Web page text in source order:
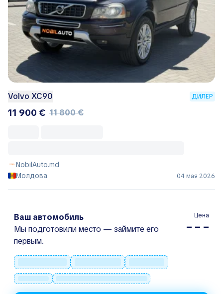
Volvo XC90 ДИЛЕР
11 900 € 11 800 €
NobilAuto.md
Молдова
04 мая 2026
Ваш автомобиль
Мы подготовили место — займите его
первым.
Цена
– – –